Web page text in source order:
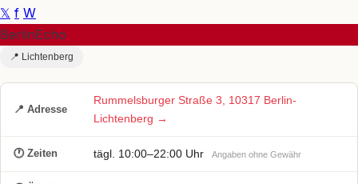
𝕏 f W
BerlinEcho
📍 Lichtenberg
📍 Adresse
Rummelsburger Straße 3, 10317 Berlin-
Lichtenberg →
🕐 Zeiten tägl. 10:00–22:00 Uhr Angaben ohne Gewähr